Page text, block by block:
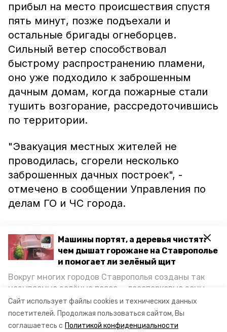
Сайт использует файлы cookies и технических данных
посетителей. Продолжая пользоваться сайтом, Вы
соглашаетесь с Политикой конфиденциальности
Машины портят, а деревья чистят:
чем дышат горожане на Ставрополье
и помогает ли зелёный щит
Вокруг многих городов Ставрополья созданы так
называемые зелёные пояса — лесопарковые зоны,
снижающие негативное воздействие выхлопных
газов на атмосферу. Справляются ли они с
постоянно растущим потоком автотранспорта и
прибыл на место происшествия спустя
пять минут, позже подъехали и
остальные бригады огнеборцев.
Сильный ветер способствовал
быстрому распространению пламени,
оно уже подходило к заброшенным
дачным домам, когда пожарные стали
тушить возгорание, рассредоточившись
по территории.
"Эвакуация местных жителей не
проводилась, сгорели несколько
заброшенных дачных построек", -
отмечено в сообщении Управления по
делам ГО и ЧС города.
- поджог.
Невинномысска сообщал о том, что
старые деревья представляют угрозу
для пешеходов в городе.